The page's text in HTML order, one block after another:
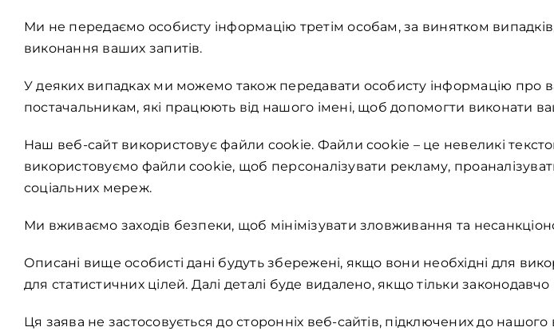
Ми не передаємо особисту інформацію третім особам, за винятком
виконання ваших запитів.
У деяких випадках ми можемо також передавати особисту інформацію про
постачальникам, які працюють від нашого імені, щоб допомогти виконати
Наш веб-сайт використовує файли cookie. Файли cookie – це невеликі
використовуємо файли cookie, щоб персоналізувати рекламу,
соціальних мереж.
Ми вживаємо заходів безпеки, щоб мінімізувати зловживання та
Описані вище особисті дані будуть збережені, якщо вони необхідні для
для статистичних цілей. Далі деталі буде видалено, якщо тільки
Ця заява не застосовується до сторонніх веб-сайтів, підключених до